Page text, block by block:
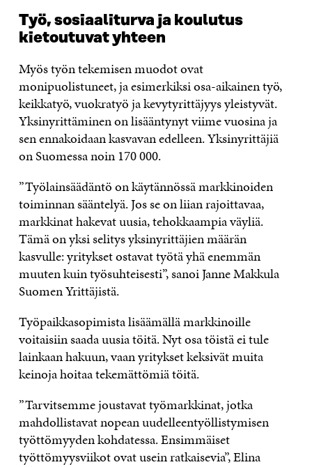
Työ, sosiaaliturva ja koulutus
kietoutuvat yhteen
Myös työn tekemisen muodot ovat
monipuolistuneet, ja esimerkiksi osa-aikainen työ,
keikkatyö, vuokratyö ja kevytyrittäjyys yleistyvät.
Yksinyrittäminen on lisääntynyt viime vuosina ja
sen ennakoidaan kasvavan edelleen. Yksinyrittäjiä
on Suomessa noin 170 000.
”Työlainsäädäntö on käytännössä markkinoiden
toiminnan sääntelyä. Jos se on liian rajoittavaa,
markkinat hakevat uusia, tehokkaampia väyliä.
Tämä on yksi selitys yksinyrittäjien määrän
kasvulle: yritykset ostavat työtä yhä enemmän
muuten kuin työsuhteisesti”, sanoi Janne Makkula
Suomen Yrittäjistä.
Työpaikkasopimista lisäämällä markkinoille
voitaisiin saada uusia töitä. Nyt osa töistä ei tule
lainkaan hakuun, vaan yritykset keksivät muita
keinoja hoitaa tekemättömiä töitä.
”Tarvitsemme joustavat työmarkkinat, jotka
mahdollistavat nopean uudelleentyöllistymisen
työttömyyden kohdatessa. Ensimmäiset
työttömyysviikot ovat usein ratkaisevia”, Elina